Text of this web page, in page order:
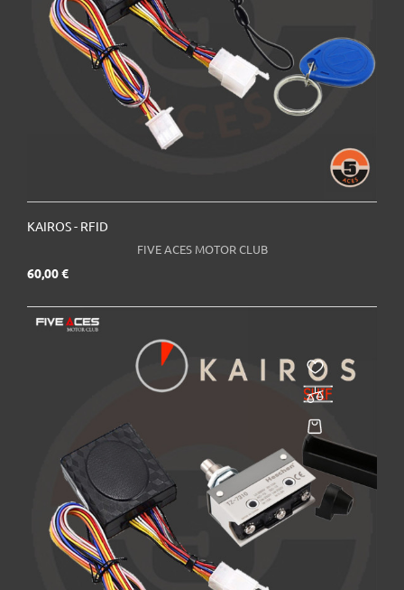
KAIROS - RFID
FIVE ACES MOTOR CLUB
60,00 €Prix